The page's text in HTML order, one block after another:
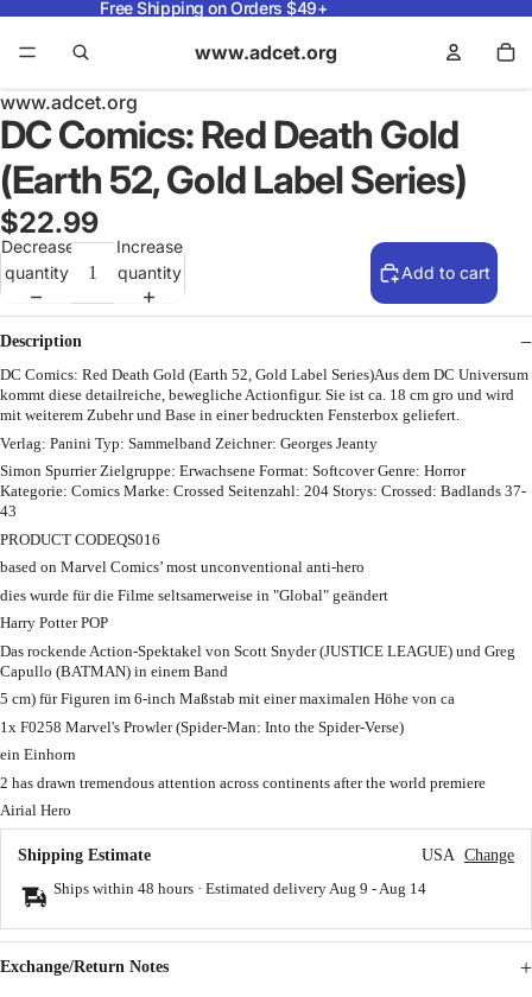
Free Shipping on Orders $49+
www.adcet.org
www.adcet.org
DC Comics: Red Death Gold
(Earth 52, Gold Label Series)
$22.99
Decrease
quantity
Increase
quantity
Add to cart
Description
DC Comics: Red Death Gold (Earth 52, Gold Label Series)Aus dem DC Universum
kommt diese detailreiche, bewegliche Actionfigur. Sie ist ca. 18 cm gro und wird
mit weiterem Zubehr und Base in einer bedruckten Fensterbox geliefert.
Verlag: Panini Typ: Sammelband Zeichner: Georges Jeanty
Simon Spurrier Zielgruppe: Erwachsene Format: Softcover Genre: Horror
Kategorie: Comics Marke: Crossed Seitenzahl: 204 Storys: Crossed: Badlands 37-
43
PRODUCT CODEQS016
based on Marvel Comics’ most unconventional anti-hero
dies wurde für die Filme seltsamerweise in "Global" geändert
Harry Potter POP
Das rockende Action-Spektakel von Scott Snyder (JUSTICE LEAGUE) und Greg
Capullo (BATMAN) in einem Band
5 cm) für Figuren im 6-inch Maßstab mit einer maximalen Höhe von ca
1x F0258 Marvel's Prowler (Spider-Man: Into the Spider-Verse)
ein Einhorn
2 has drawn tremendous attention across continents after the world premiere
Airial Hero
Shipping Estimate USA Change
Ships within 48 hours · Estimated delivery Aug 9 - Aug 14
Exchange/Return Notes